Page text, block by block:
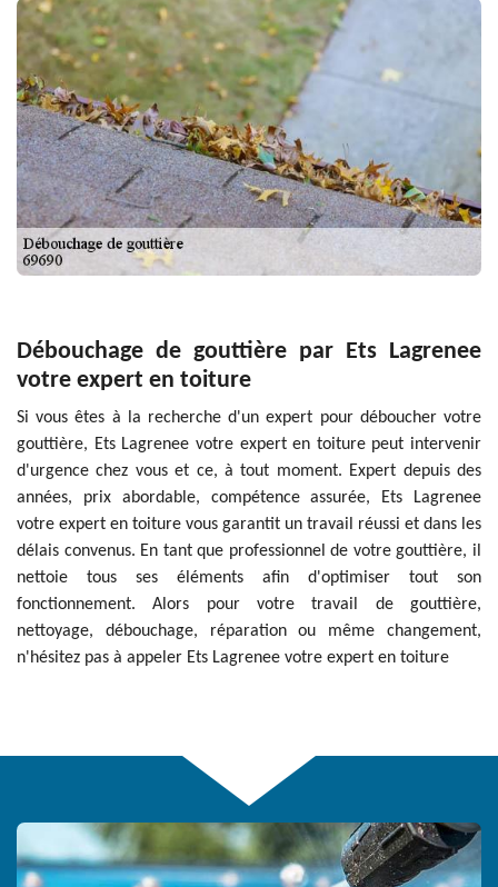
Débouchage de gouttière par Ets Lagrenee
votre expert en toiture
Si vous êtes à la recherche d'un expert pour déboucher votre
gouttière, Ets Lagrenee votre expert en toiture peut intervenir
d'urgence chez vous et ce, à tout moment. Expert depuis des
années, prix abordable, compétence assurée, Ets Lagrenee
votre expert en toiture vous garantit un travail réussi et dans les
délais convenus. En tant que professionnel de votre gouttière, il
nettoie tous ses éléments afin d'optimiser tout son
fonctionnement. Alors pour votre travail de gouttière,
nettoyage, débouchage, réparation ou même changement,
n'hésitez pas à appeler Ets Lagrenee votre expert en toiture